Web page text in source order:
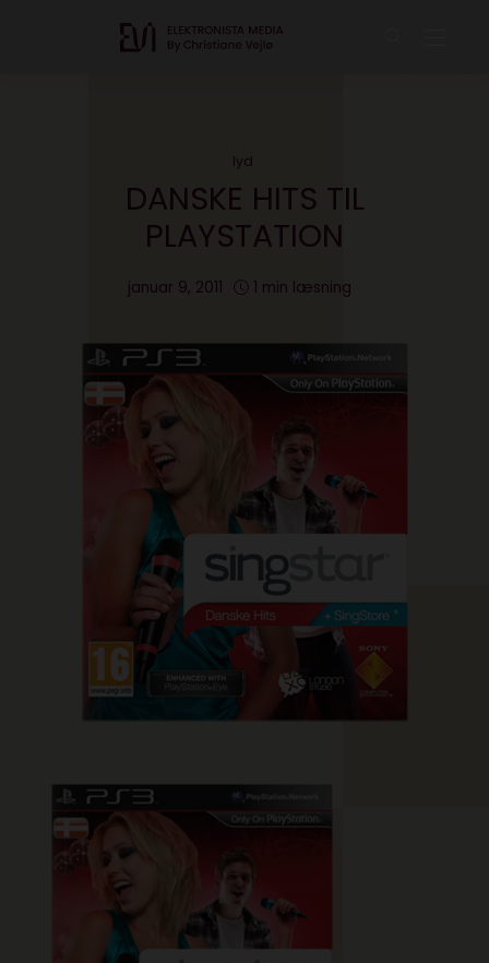
lyd
DANSKE HITS TIL
PLAYSTATION
januar 9, 2011 1 min læsning